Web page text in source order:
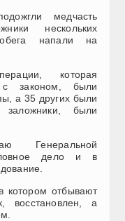
медчасть
нескольких
напали на
которая
с законом, были
а 35 других были
были
Генеральной
дело и в
отбывают
восстановлен, а